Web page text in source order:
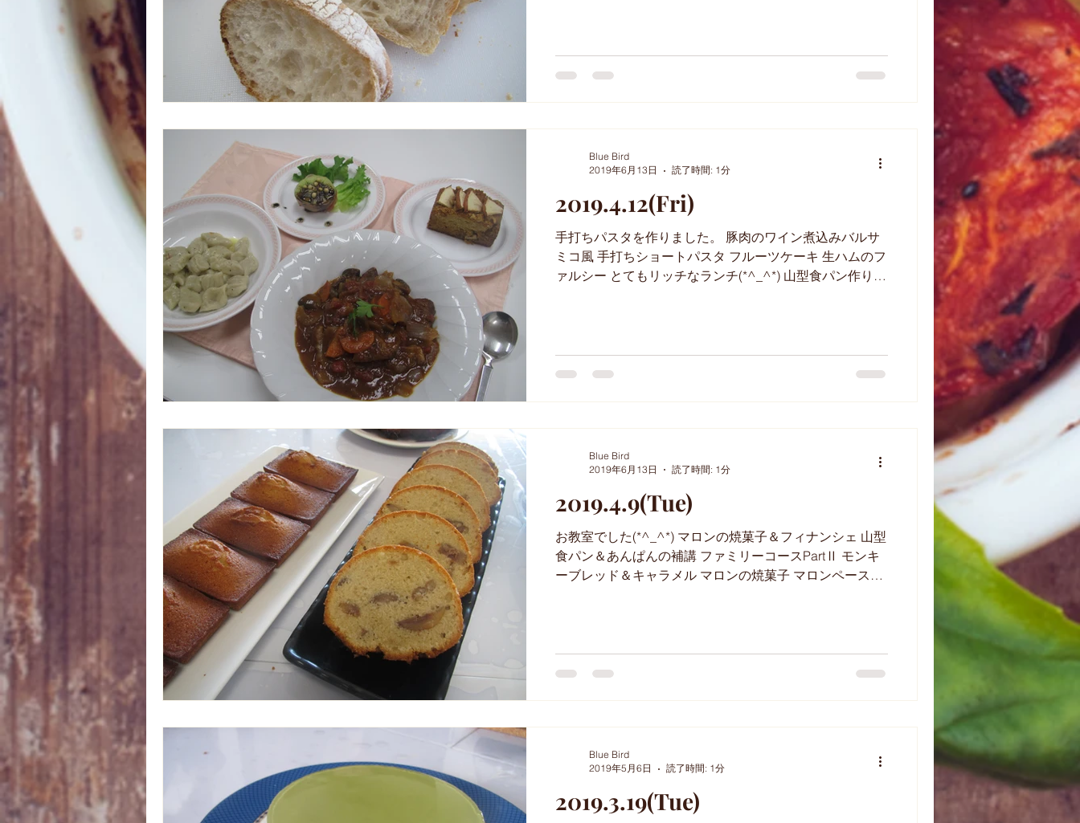
2019.4.12(Fri)
手打ちパスタを作りました。 豚肉のワイン煮込みバルサ
ミコ風 手打ちショートパスタ フルーツケーキ 生ハムのフ
ァルシー とてもリッチなランチ(*^_^*) 山型食パン作りま
Blue Bird
2019年6月13日
読了時間: 1分
2019.4.9(Tue)
お教室でした(*^_^*) マロンの焼菓子＆フィナンシェ 山型
食パン＆あんぱんの補講 ファミリーコースPartⅡ モンキ
ーブレッド＆キャラメル マロンの焼菓子 マロンペースト
Blue Bird
2019年6月13日
読了時間: 1分
2019.3.19(Tue)
Blue Bird
2019年5月6日
読了時間: 1分